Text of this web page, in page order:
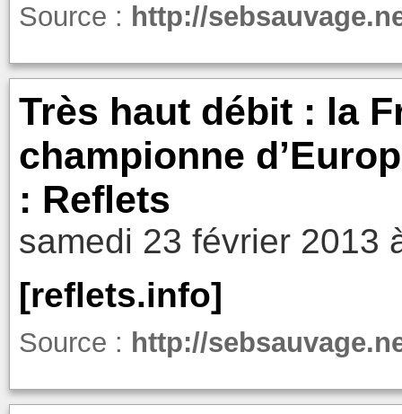
Source : http://
Très haut débit : la
championne
: Reflets
samedi 23 février 2013
[reflets.info]
Source : http://